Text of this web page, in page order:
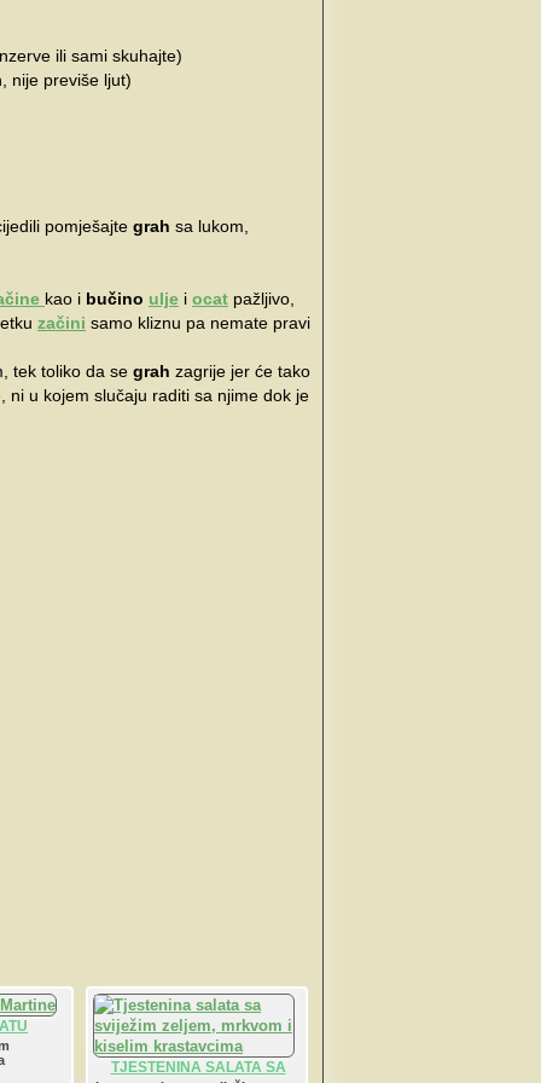
ili sami skuhajte)
nije previše ljut)
pomješajte grah sa lukom,
kao i bučino ulje i ocat pažljivo,
začini samo kliznu pa nemate pravi
tek toliko da se grah zagrije jer će tako
ni u kojem slučaju raditi sa njime dok je
TJESTENINA SALATA SA